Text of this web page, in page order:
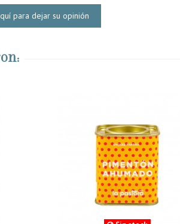
para dejar su opinión